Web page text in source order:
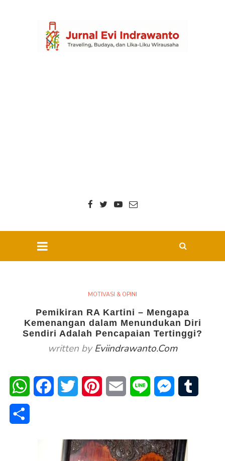
MOTIVASI & OPINI
Pemikiran RA Kartini – Mengapa
Kemenangan dalam Menundukan Diri
Sendiri Adalah Pencapaian Tertinggi?
written byEviindrawanto.com
WhatsAppFacebookTwitter PinterestEmail Line Messenger